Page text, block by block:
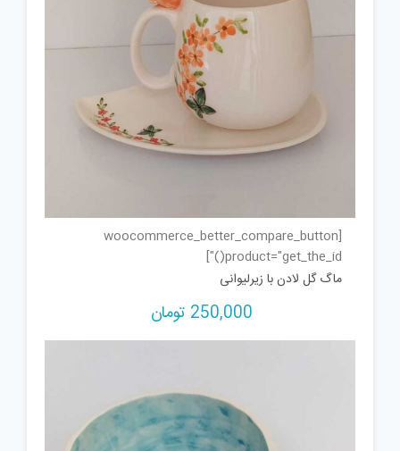
[woocommerce_better_compare_button
product="get_the_id()"]
ماگ گل لادن با زیرلیوانی
250,000 تومان